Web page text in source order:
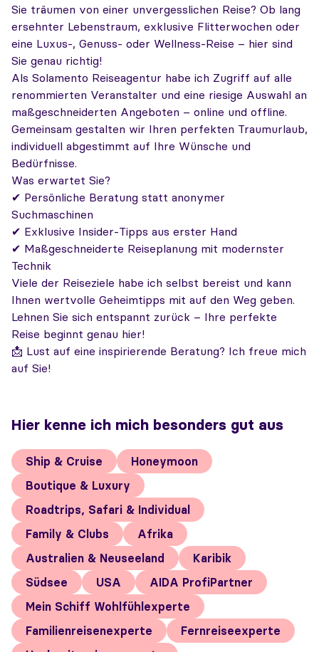
Sie träumen von einer unvergesslichen Reise? Ob lang
ersehnter Lebenstraum, exklusive Flitterwochen oder
eine Luxus-, Genuss- oder Wellness-Reise – hier sind
Sie genau richtig!
Als Solamento Reiseagentur habe ich Zugriff auf alle
renommierten Veranstalter und eine riesige Auswahl an
maßgeschneiderten Angeboten – online und offline.
Gemeinsam gestalten wir Ihren perfekten Traumurlaub,
individuell abgestimmt auf Ihre Wünsche und
Bedürfnisse.
Was erwartet Sie?
✔ Persönliche Beratung statt anonymer
Suchmaschinen
✔ Exklusive Insider-Tipps aus erster Hand
✔ Maßgeschneiderte Reiseplanung mit modernster
Technik
Viele der Reiseziele habe ich selbst bereist und kann
Ihnen wertvolle Geheimtipps mit auf den Weg geben.
Lehnen Sie sich entspannt zurück – Ihre perfekte
Reise beginnt genau hier!
📩 Lust auf eine inspirierende Beratung? Ich freue mich
auf Sie!
Hier kenne ich mich besonders gut aus
Ship & Cruise
Honeymoon
Boutique & Luxury
Roadtrips, Safari & Individual
Family & Clubs
Afrika
Australien & Neuseeland
Karibik
Südsee
USA
AIDA ProfiPartner
Mein Schiff Wohlfühlexperte
Familienreisenexperte
Fernreiseexperte